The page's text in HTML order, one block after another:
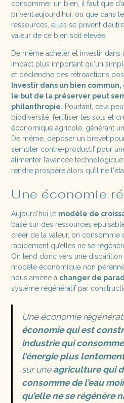
consommer un bien, il faut que
privent aujourd’hui, ou que dans
ressources, elles se privent
valeur de ce bien soit élevée.
De même acheter et investir dans
impact plus important qu'un
et déclenche des rétroactions
Investir dans un bien
le but de la préserver peut
philanthropie. Pourtant, cela
biodiversité, fertiliser les sols et
économique agricole, générant
De même, déposer un brevet
sembler contre-productif pour
alimenter l’avancée
rendre prospère alors qu’il ne
Une économie
Aujourd’hui le modèle de
basé sur des ressources
créer de la valeur, on consomme
rapidement qu’elles ne se
On tend donc vers une
modèle économique non
nous amène à changer de
système régénératif par
Une économie
économie qui est
industrie qui
l’énergie plus
sur une agriculture qui
consomme de l’eau
qu’elle ne se régénère